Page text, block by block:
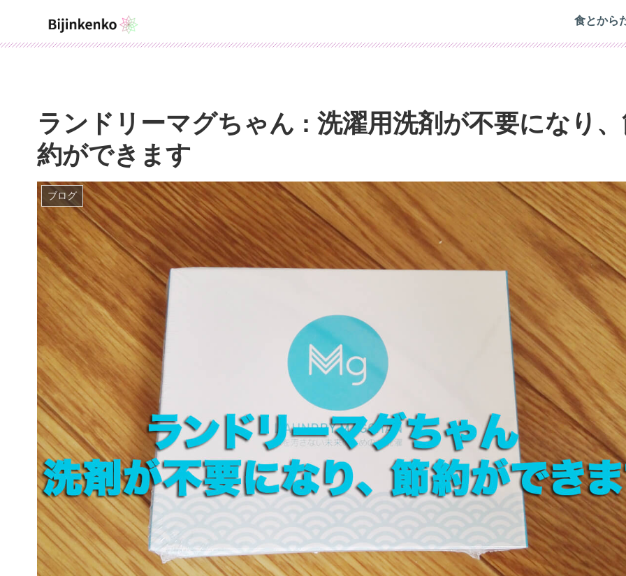
食とから
ランドリーマグちゃん : 洗濯用洗剤が不要になり
約ができます
ブログ